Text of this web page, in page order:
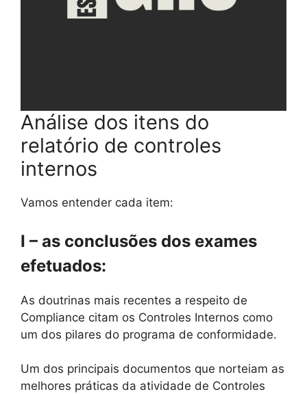
Análise dos itens do
relatório de controles
internos
Vamos entender cada item:
I – as conclusões dos exames
efetuados:
As doutrinas mais recentes a respeito de
Compliance citam os Controles Internos como
um dos pilares do programa de conformidade.
Um dos principais documentos que norteiam as
melhores práticas da atividade de Controles